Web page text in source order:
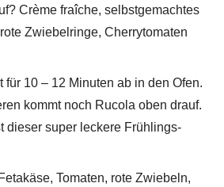
Crème fraîche, selbstgemachtes
Zwiebelringe, Cherrytomaten
für 10 – 12 Minuten ab in den Ofen.
kommt noch Rucola oben drauf.
dieser super leckere Frühlings-
Tomaten, rote Zwiebeln,